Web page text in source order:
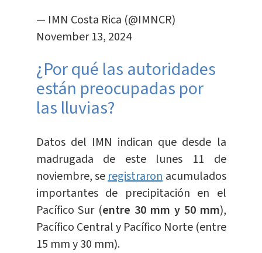
— IMN Costa Rica (@IMNCR)
November 13, 2024
¿Por qué las autoridades
están preocupadas por
las lluvias?
Datos del IMN indican que desde la
madrugada de este lunes 11 de
noviembre, seregistraron acumulados
importantes de precipitación en el
Pacífico Sur (entre 30 mm y 50 mm),
Pacífico Central y Pacífico Norte (entre
15 mm y 30 mm).